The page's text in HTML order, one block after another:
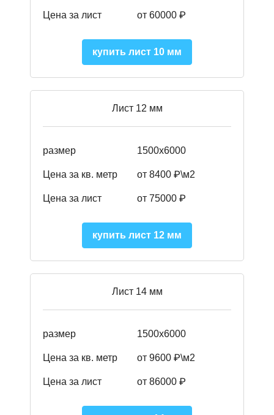
Цена за лист от 60000 ₽
купить лист 10 мм
Лист 12 мм
размер 1500х6000
Цена за кв. метр от 8400 ₽\м2
Цена за лист от 75000 ₽
купить лист 12 мм
Лист 14 мм
размер 1500х6000
Цена за кв. метр от 9600 ₽\м2
Цена за лист от 86000 ₽